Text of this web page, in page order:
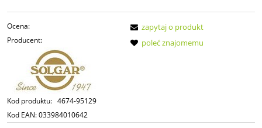
Ocena:
Producent:
Kod produktu: 4674-95129
Kod EAN:033984010642
zapytaj o produkt
poleć znajomemu